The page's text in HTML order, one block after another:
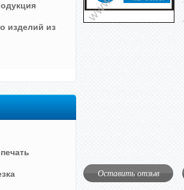
Оставить отзыв
изделий из